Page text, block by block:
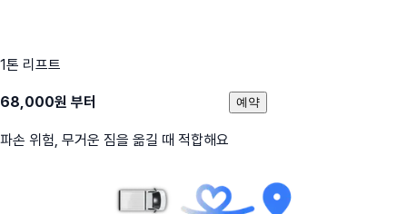
1톤 리프트
68,000원 부터
파손 위험, 무거운 짐을 옮길 때 적합해요
예약